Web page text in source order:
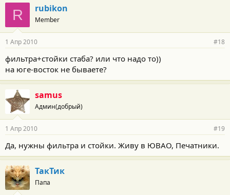
R rubikon
Member
1 Апр 2010 #18
фильтра+стойки стаба? или что надо то))
на юге-восток не бываете?
samus
Админ(добрый)
1 Апр 2010 #19
Да, нужны фильтра и стойки. Живу в ЮВАО, Печатники.
ТакТик
Папа